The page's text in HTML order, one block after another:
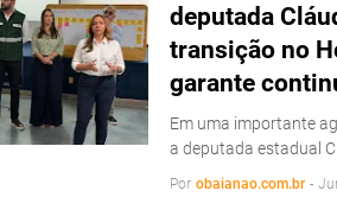
deputada
transição no
garante
Em uma importante
a deputada estadual
Por obaianao.com.br -